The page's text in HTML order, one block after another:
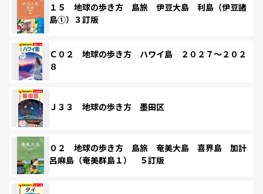
１５ 地球の歩き方 島旅 伊豆大島 利島（伊豆諸
島①）３訂版
Ｃ０２ 地球の歩き方 ハワイ島 ２０２７～２０２
８
Ｊ３３ 地球の歩き方 墨田区
０２ 地球の歩き方 島旅 奄美大島 喜界島 加計
呂麻島（奄美群島１） ５訂版